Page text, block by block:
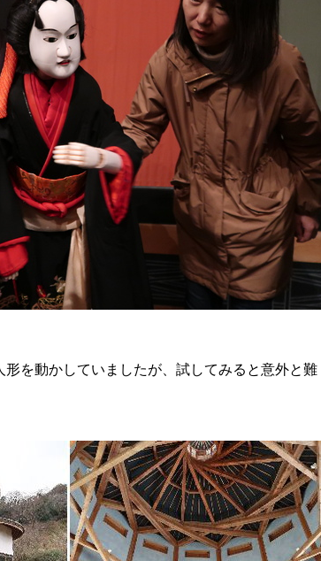
を動かしていましたが、試してみると意外と難